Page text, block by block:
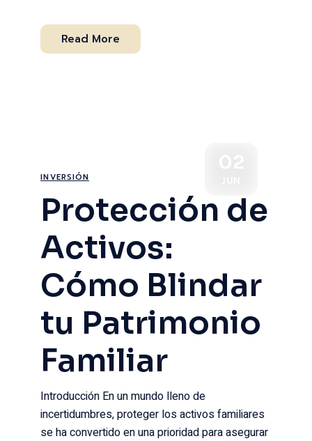
Read More
INVERSIÓN
Protección de
Activos:
Cómo Blindar
tu Patrimonio
Familiar
Introducción En un mundo lleno de
incertidumbres, proteger los activos familiares
se ha convertido en una prioridad para asegurar